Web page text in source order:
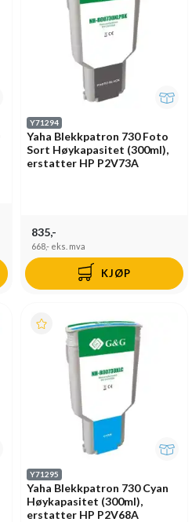
Y71294
Yaha Blekkpatron 730 Foto
Sort Høykapasitet (300ml),
erstatter HP P2V73A
835,-
668,- eks. mva
KJØP
Y71295
Yaha Blekkpatron 730 Cyan
Høykapasitet (300ml),
erstatter HP P2V68A